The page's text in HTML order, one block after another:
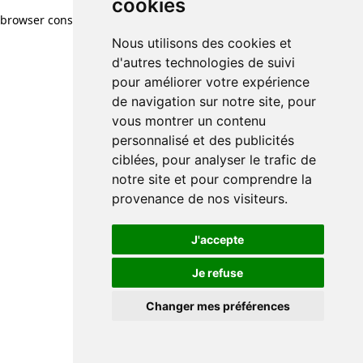
cookies
Nous utilisons des cookies et
d'autres technologies de suivi
pour améliorer votre expérience
de navigation sur notre site, pour
vous montrer un contenu
personnalisé et des publicités
ciblées, pour analyser le trafic de
notre site et pour comprendre la
provenance de nos visiteurs.
J'accepte
Je refuse
Changer mes préférences
browser console for more information)